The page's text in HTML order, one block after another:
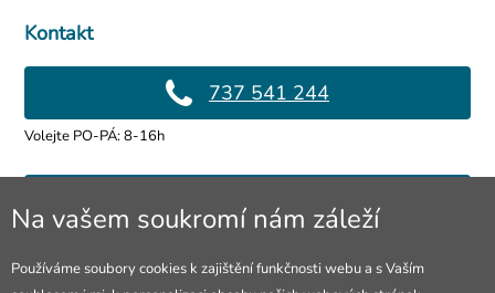
Kontakt
737 541 244
Volejte PO-PÁ: 8-16h
info@4lol.cz
Na vašem soukromí nám záleží
Používáme soubory cookies k zajištění funkčnosti webu a s Vaším